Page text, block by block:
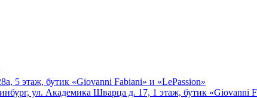
5 этаж, бутик «Giovanni Fabiani» и «LePassion»
ул. Академика Шварца д. 17, 1 этаж, бутик «Giovanni